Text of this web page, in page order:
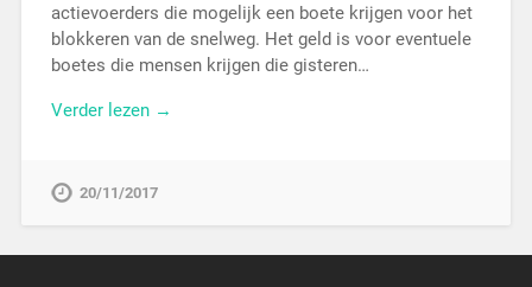
actievoerders die mogelijk een boete krijgen voor het
blokkeren van de snelweg. Het geld is voor eventuele
boetes die mensen krijgen die gisteren…
Verder lezen →
20/11/2017